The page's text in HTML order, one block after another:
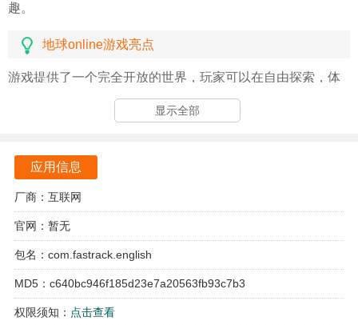
趣。
地球online游戏亮点
游戏提供了一个完全开放的世界，玩家可以在自由探索，体
验不同的冒险与挑战。
位，真实玩家扮演的各类角色让互动更加生动有趣。
得丰厚的奖励，进一步提升自己的实力。
全数字化生命模拟让玩家体验到真实的生存挑战，身体的每
一个问题都将影响游戏的进程，增加了游戏的代入感。
地球online游戏特色
显示全部
应用信息
厂商：互联网
官网：暂无
包名：com.fastrack.english
MD5：c640bc946f185d23e7a20563fb93c7b3
权限须知： 点击查看